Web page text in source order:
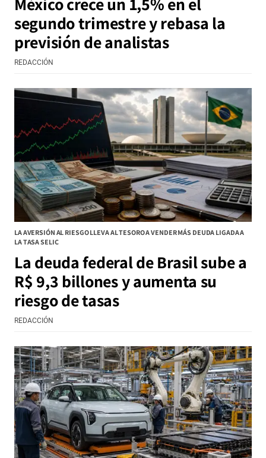
segundo trimestre y rebasa la
previsión de analistas
REDACCIÓN
LA AVERSIÓN AL RIESGO LLEVA AL TESORO A VENDER MÁS DEUDA LIGADA A
LA TASA SELIC
La deuda federal de Brasil sube a
R$ 9,3 billones y aumenta su
riesgo de tasas
REDACCIÓN